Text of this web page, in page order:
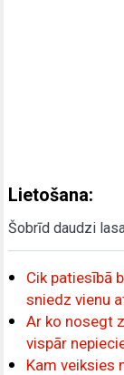
Lietošana:
Šobrīd daudzi
Cik patiesībā
sniedz vienu
Ar ko nosegt
vispār
Kam veiksies